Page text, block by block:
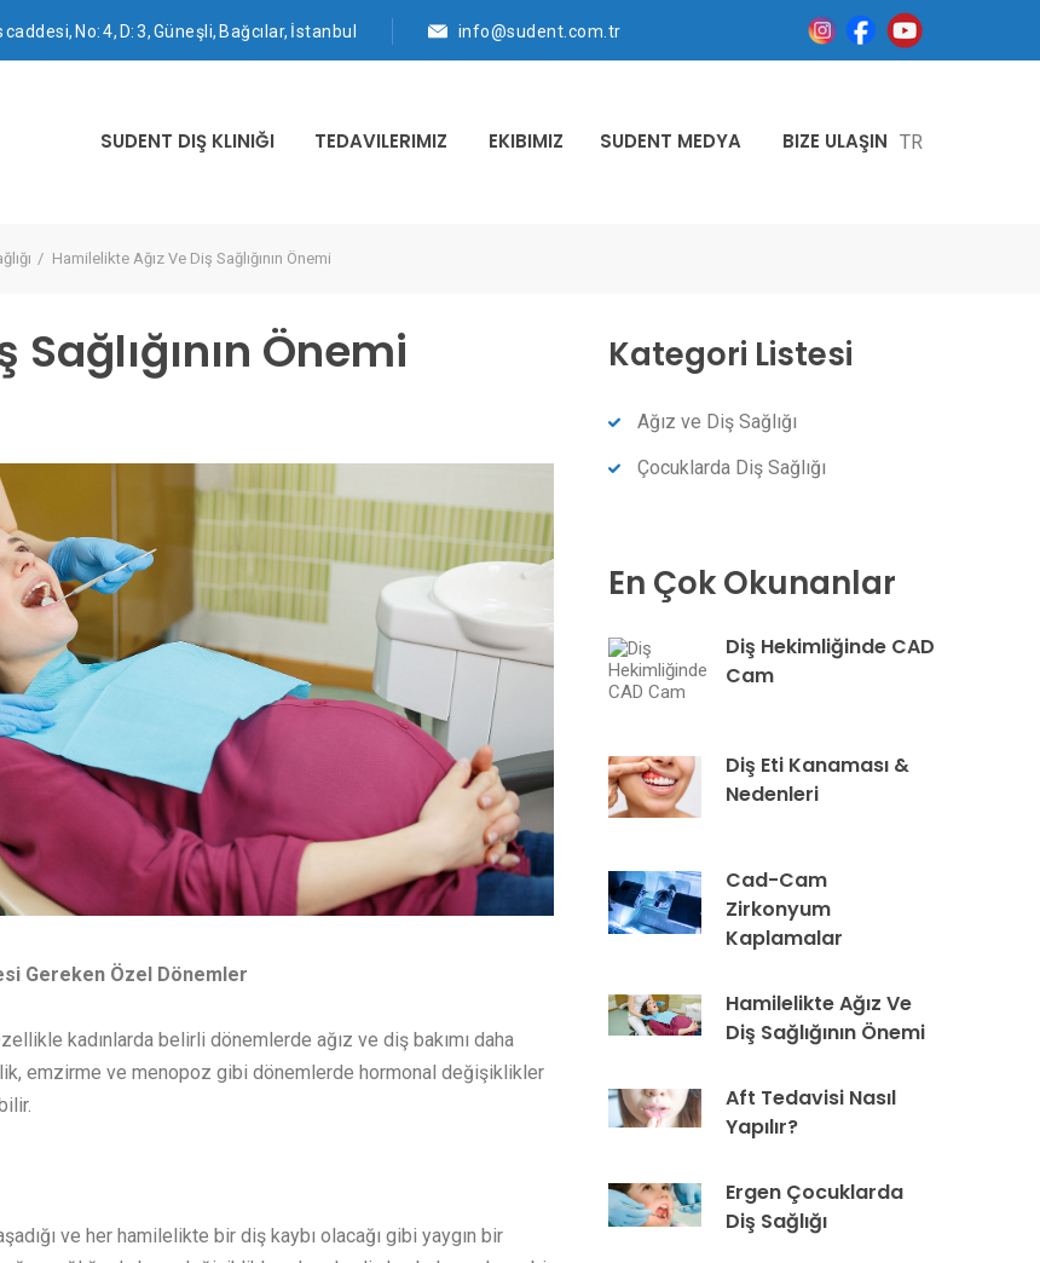
No: 4, D: 3, Güneşli, Bağcılar, İstanbul info@sudent.com.tr
SUDENT DIŞ KLINIĞI TEDAVILERIMIZ EKIBIMIZ SUDENT MEDYA BIZE ULAŞIN TR
Hamilelikte Ağız Ve Diş Sağlığının Önemi
Önemi
Gereken Özel Dönemler
kadınlarda belirli dönemlerde ağız ve diş bakımı daha
emzirme ve menopoz gibi dönemlerde hormonal değişiklikler
ve her hamilelikte bir diş kaybı olacağı gibi yaygın bir
Kategori Listesi
Ağız ve Diş Sağlığı
Çocuklarda Diş Sağlığı
En Çok Okunanlar
Diş Hekimliğinde CAD
Cam
Diş Eti Kanaması &
Nedenleri
Cad-Cam
Zirkonyum
Kaplamalar
Hamilelikte Ağız Ve
Diş Sağlığının Önemi
Aft Tedavisi Nasıl
Yapılır?
Ergen Çocuklarda
Diş Sağlığı